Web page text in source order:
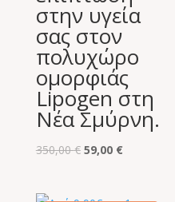
στην υγεία
σας στον
πολυχώρο
ομορφιάς
Lipogen στη
Νέα Σμύρνη.
350,00€ Original
59,00 €Η